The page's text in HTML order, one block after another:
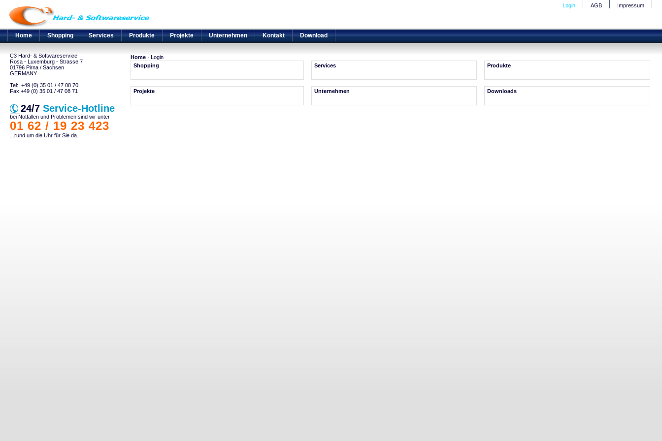
Login AGB Impressum
Home Shopping Services Produkte Projekte Unternehmen Kontakt Download
C3 Hard- & Softwareservice
Rosa - Luxemburg - Strasse 7
01796 Pirna / Sachsen
GERMANY
Tel: +49 (0) 35 01 / 47 08 70
Fax:+49 (0) 35 01 / 47 08 71
24/7 Service-Hotline
bei Notfällen und Problemen sind wir unter
01 62 / 19 23 423
...rund um die Uhr für Sie da.
Home · Login
Shopping
Services Produkte
Projekte Unternehmen Downloads